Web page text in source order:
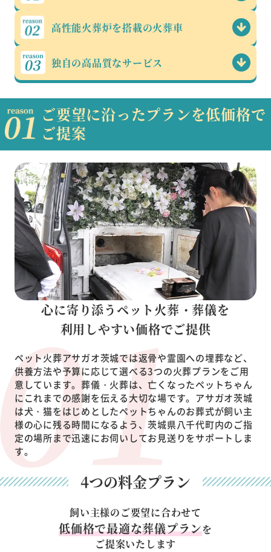
高性能火葬炉を搭載の火葬車
独自の高品質なサービス
ご要望に沿ったプランを低価格で
ご提案
心に寄り添うペット火葬・葬儀を
利用しやすい価格でご提供
ペット火葬アサガオ茨城では返骨や霊園への埋葬など、
供養方法や予算に応じて選べる3つの火葬プランをご用
意しています。葬儀・火葬は、亡くなったペットちゃん
にこれまでの感謝を伝える大切な場です。アサガオ茨城
は犬・猫をはじめとしたペットちゃんのお葬式が飼い主
様の心に残る時間になるよう、茨城県八千代町内のご指
定の場所まで迅速にお伺いしてお見送りをサポートしま
す。
4つの料金プラン
飼い主様のご要望に合わせて
低価格で最適な葬儀プランを
ご提案いたします